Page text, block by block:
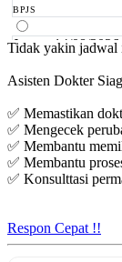
BPJS
Jumat, 14/08/2026
Jam 10:00 -
EKSEKUTIF
Jumat, 14/08/2026
Jam 16:00 -
EKSEKUTIF
Sabtu, 15/08/2026
Tidak yakin jadwal
Asisten Dokter
✅ Memastikan
✅ Mengecek
✅ Membantu
✅ Membantu
✅ Konsulttasi
Respon Cepat !!